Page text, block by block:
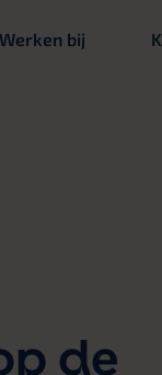
Werken bij
de